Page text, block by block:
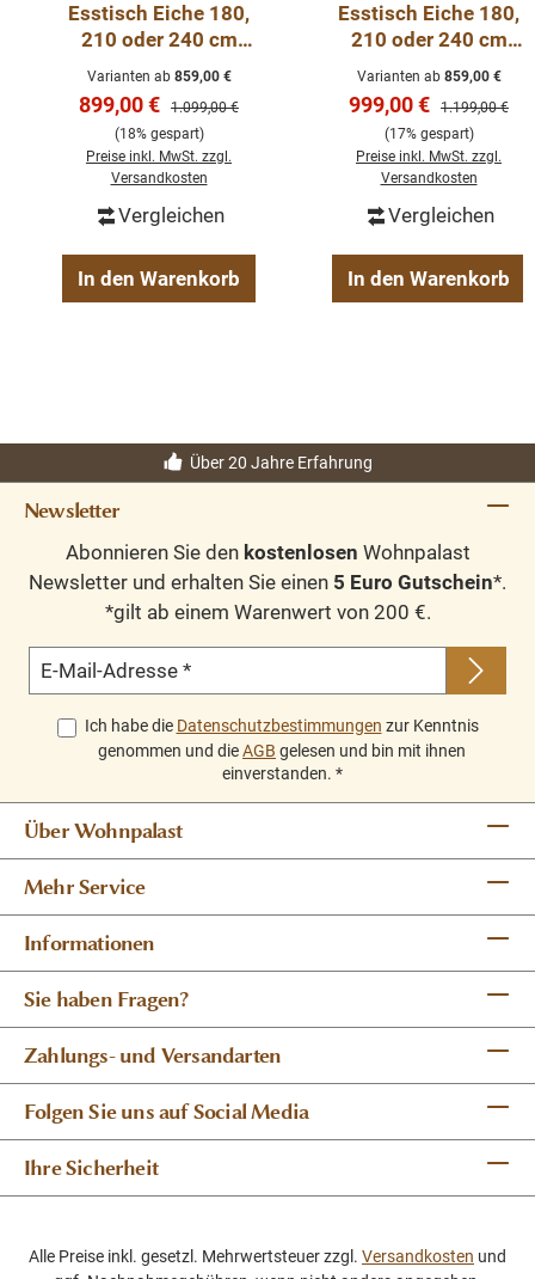
Esstisch Eiche 180,
210 oder 240 cm
lang - Eichen-
Tischplatte
Varianten ab859,00 €
Verkaufspreis:
899,00 € Regulärer Preis:
1.099,00 €
(18% gespart)
Preise inkl. MwSt. zzgl.
Versandkosten
Vergleichen
In den Warenkorb
Esstisch Eiche 180,
210 oder 240 cm
lang - Eichen-
Tischplatte
Varianten ab859,00 €
Verkaufspreis:
999,00 € Regulärer
1.199,00 €
(17% gespart)
Preise inkl. MwSt. zzgl.
Versandkosten
Vergleichen
In den Warenkorb
Über 20 Jahre Erfahrung
Newsletter
Abonnieren Sie den kostenlosen Wohnpalast
Newsletter und erhalten Sie einen 5 Euro Gutschein*.
*gilt ab einem Warenwert von 200 €.
E-Mail-Adresse *
Ich habe die Datenschutzbestimmungen zur Kenntnis
genommen und dieAGB gelesen und bin mit ihnen
einverstanden. *
Über Wohnpalast
Mehr Service
Informationen
Sie haben Fragen?
Zahlungs- und Versandarten
Folgen Sie uns auf Social Media
Ihre Sicherheit
Alle Preise inkl. gesetzl. Mehrwertsteuer zzgl. Versandkosten und